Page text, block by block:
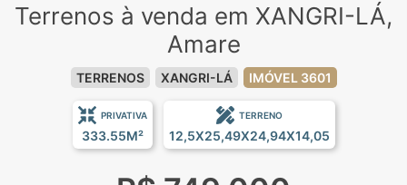
Terrenos à venda em XANGRI-LÁ,
Amare
TERRENOS XANGRI-LÁ IMÓVEL 3601
PRIVATIVA
333.55M²
TERRENO
12,5X25,49X24,94X14,05